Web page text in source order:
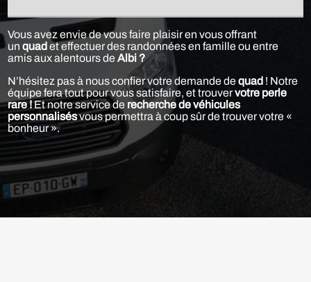
Vous avez envie de vous faire plaisir en vous offrant
un quad et effectuer des randonnées en famille ou entre
amis aux alentours de Albi ?
N’hésitez pas à nous confier votre demande dequad ! Notre
équipe fera tout pour vous satisfaire, et trouvervotre perle
rare !Et notre service de recherche de véhicules
personnalisésvous permettra à coup sûr de trouver votre «
bonheur ».